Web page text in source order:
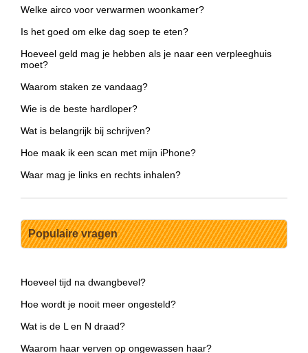
Welke airco voor verwarmen woonkamer?
Is het goed om elke dag soep te eten?
Hoeveel geld mag je hebben als je naar een verpleeghuis
moet?
Waarom staken ze vandaag?
Wie is de beste hardloper?
Wat is belangrijk bij schrijven?
Hoe maak ik een scan met mijn iPhone?
Waar mag je links en rechts inhalen?
Populaire vragen
Hoeveel tijd na dwangbevel?
Hoe wordt je nooit meer ongesteld?
Wat is de L en N draad?
Waarom haar verven op ongewassen haar?